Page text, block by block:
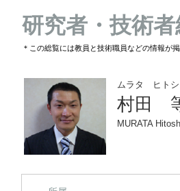
研究者・技術
＊この総覧には教員と技術職員などの情報が
ムラタ ヒトシ
村田
MURATA